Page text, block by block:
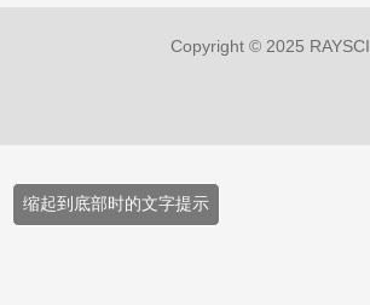
Copyright © 2025 RAYSCI
缩起到底部时的文字提示